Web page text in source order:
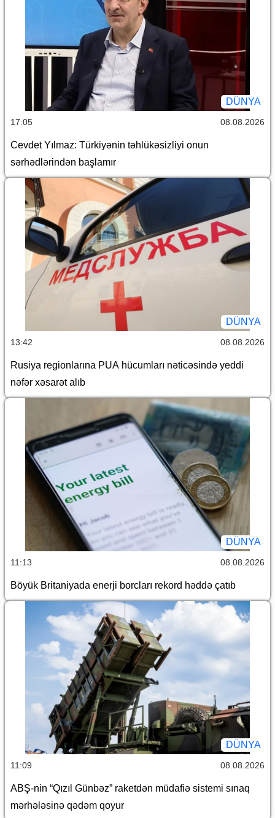
DÜNYA
17:05 08.08.2026
Cevdet Yılmaz: Türkiyənin təhlükəsizliyi onun
sərhədlərindən başlamır
DÜNYA
13:42 08.08.2026
Rusiya regionlarına PUA hücumları nəticəsində yeddi
nəfər xəsarət alıb
DÜNYA
11:13 08.08.2026
Böyük Britaniyada enerji borcları rekord həddə çatıb
DÜNYA
11:09 08.08.2026
ABŞ-nin “Qızıl Günbəz” raketdən müdafiə sistemi sınaq
mərhələsinə qədəm qoyur